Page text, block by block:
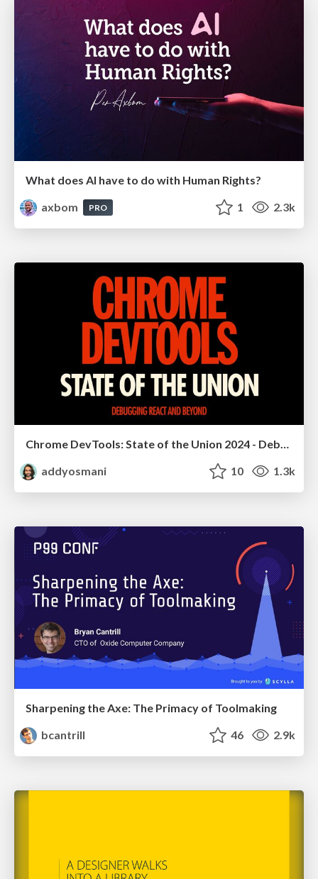
What does AI have to do with Human Rights?
axbom
PRO 1 2.3k
Chrome DevTools: State of the Union 2024 - Debugging React & Beyond
addyosmani
10 1.3k
Sharpening the Axe: The Primacy of Toolmaking
bcantrill
46 2.9k